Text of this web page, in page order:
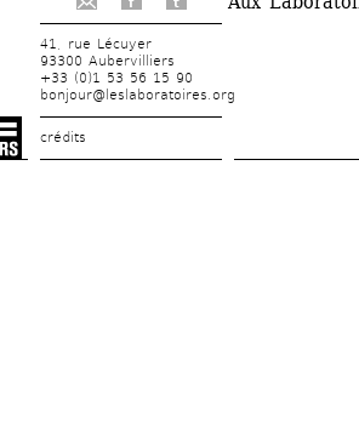
f t
41, rue Lécuyer
93300 Aubervilliers
+33 (0)1 53 56 15 90
bonjour@leslaboratoires.org
crédits